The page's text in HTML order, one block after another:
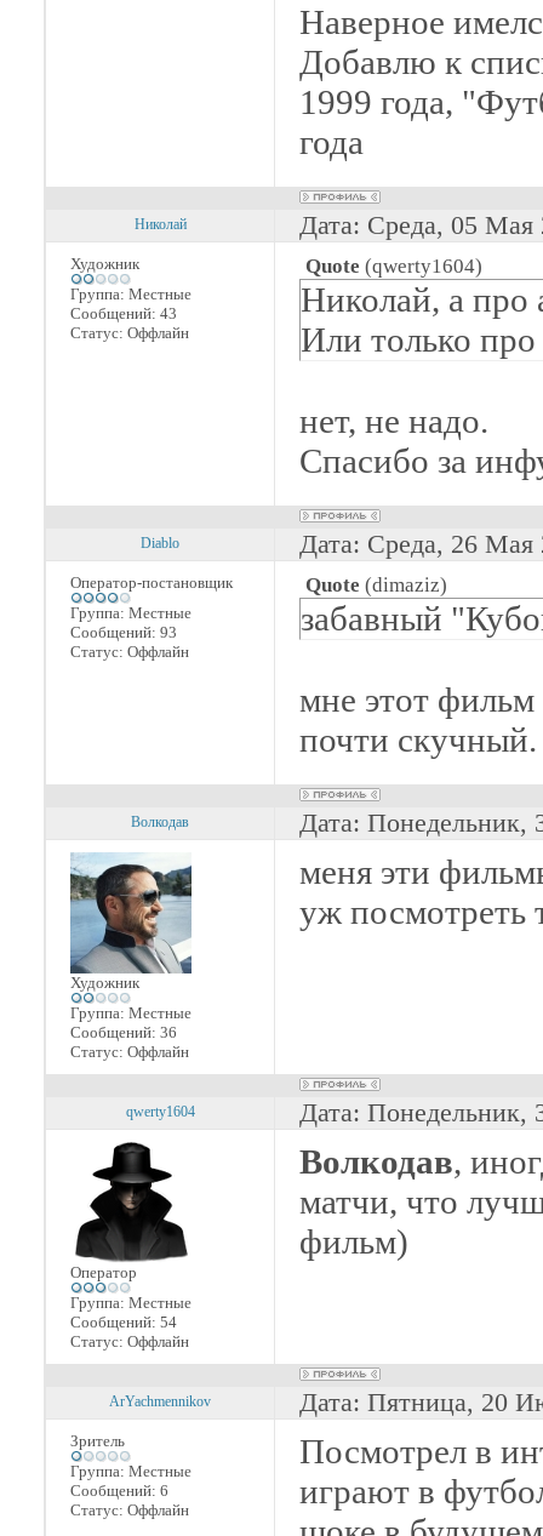
Она - мужчина.
Все это
Например,
болельшиков.
мелодрама.
Наверное
Добавлю к
1999 года,
года
Николай Дата: Среда, 05
Художник
Группа: Местные
Сообщений: 43
Статус: Оффлайн
Quote (qwerty1604)
Николай, а про
Или только
нет, не надо.
Спасибо за
Diablo Дата: Среда, 26
Оператор-постановщик
Группа: Местные
Сообщений: 93
Статус: Оффлайн
Quote (dimaziz)
забавный
мне этот фильм
почти скучный.
Волкодав Дата:
Художник
Группа: Местные
Сообщений: 36
Статус: Оффлайн
меня эти
уж
qwerty1604 Дата:
Оператор
Группа: Местные
Сообщений: 54
Статус: Оффлайн
Boлкодав,
матчи, что
фильм)
ArYachmennikov Дата: Пятница, 20
Зритель
Группа: Местные
Сообщений: 6
Статус: Оффлайн
Посмотрел в
играют в